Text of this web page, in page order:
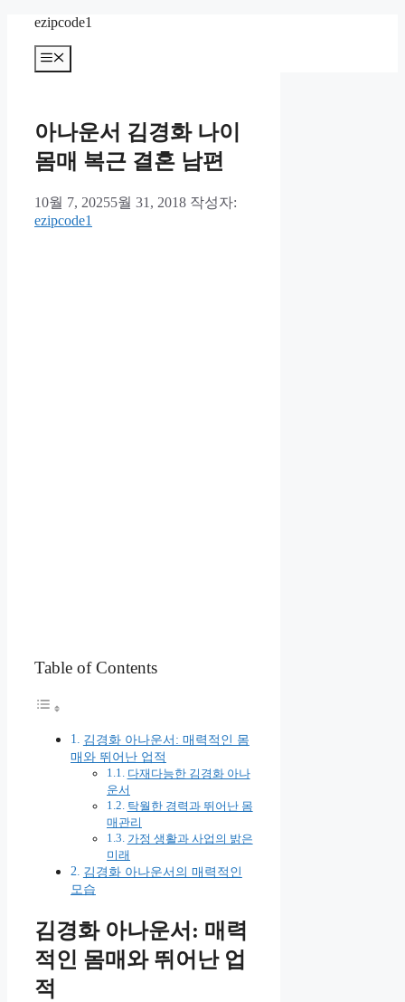
ezipcode1
메
뉴
아나운서 김경화 나이
몸매 복근 결혼 남편
10월 7, 20255월 31, 2018 작성자:
ezipcode1
Table of Contents
김경화 아나운서: 매력적인 몸
매와 뛰어난 업적
다재다능한 김경화 아나
운서
탁월한 경력과 뛰어난 몸
매관리
가정 생활과 사업의 밝은
미래
김경화 아나운서의 매력적인
모습
김경화 아나운서: 매력
적인 몸매와 뛰어난 업
적